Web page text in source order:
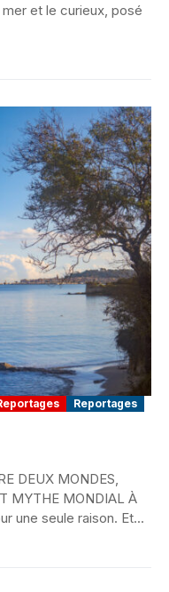
et le curieux, posé
Reportages
DEUX MONDES,
MYTHE MONDIAL À
une seule raison. Et...